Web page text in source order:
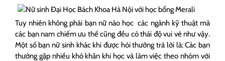
Tuy nhiên không phải bạn nữ nào học các ngành kỹ thuật mà
các bạn nam chiếm ưu thế cũng đều có thái độ vui vẻ như vậy.
Một số bạn nữ sinh khác khi được hỏi thường trả lời là: Các bạn
thường gặp nhiều khó khăn khi học và làm việc theo nhóm với